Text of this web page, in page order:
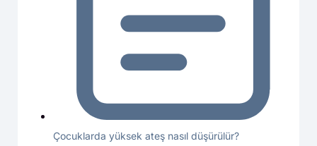
Çocuklarda yüksek ateş nasıl düşürülür?